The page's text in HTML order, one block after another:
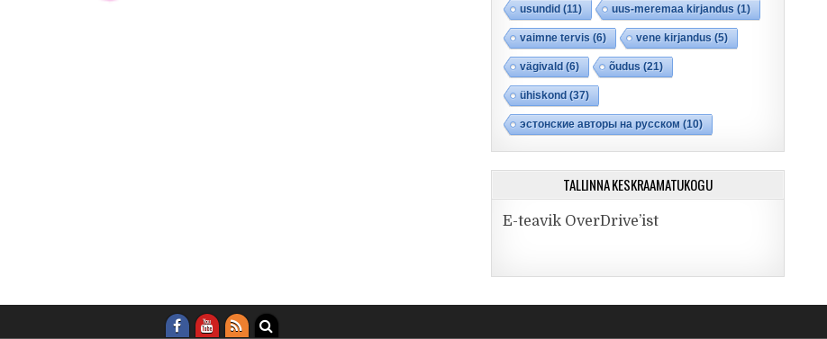
usundid(11) uus-meremaa kirjandus(1)
vaimne tervis(6) vene kirjandus(5)
vägivald(6) õudus(21)
ühiskond(37)
эстонские авторы на русском(10)
TALLINNA KESKRAAMATUKOGU
E-teavik OverDrive’ist